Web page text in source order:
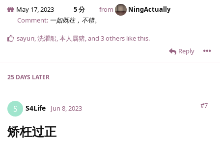
May 17, 2023
5 分 from
NingActually
Comment: 一如既往，不错。
Reply
sayuri,洗濯船,本人属猪, and 3others like this.
25 DAYS LATER
S S4Life #7
Jun 8, 2023
矫枉过正